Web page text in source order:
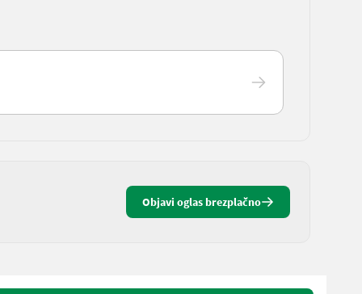
Objavi oglas brezplačno